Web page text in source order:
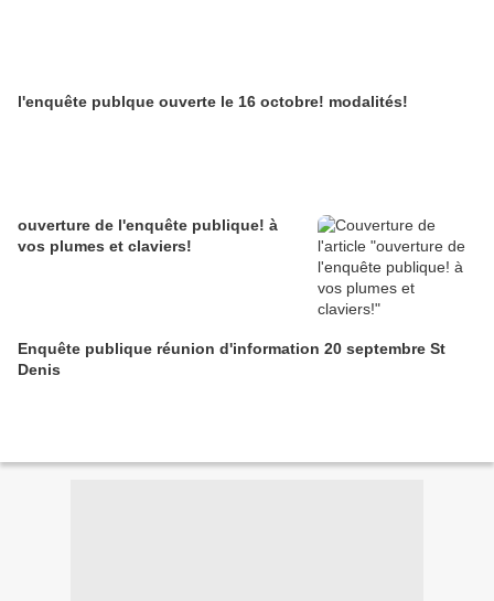
l'enquête publque ouverte le 16 octobre! modalités!
ouverture de l'enquête publique! à
vos plumes et claviers!
Enquête publique réunion d'information 20 septembre St
Denis